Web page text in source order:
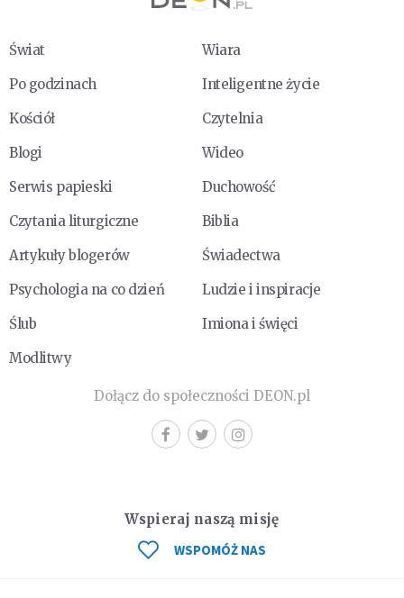
Świat
Wiara
Po godzinach
Inteligentne życie
Kościół
Czytelnia
Blogi
Wideo
Serwis papieski
Duchowość
Czytania liturgiczne
Biblia
Artykuły blogerów
Świadectwa
Psychologia na co dzień
Ludzie i inspiracje
Ślub
Imiona i święci
Modlitwy
Dołącz do społeczności DEON.pl
Wspieraj naszą misję
WSPOMÓŻ NAS